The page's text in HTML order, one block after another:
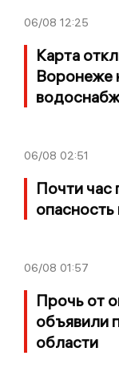
06/08 12:25
Карта
Воронеже
06/08 02:51
Почти час
06/08 01:57
Прочь от
объявили
области